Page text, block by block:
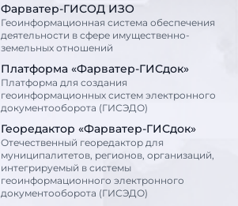
Фарватер-ГИСОД ИЗО
Геоинформационная система обеспечения
деятельности в сфере имущественно-
земельных отношений
Платформа «Фарватер-ГИСдок»
Платформа для создания
геоинформационных систем электронного
документооборота (ГИСЭДО)
Георедактор «Фарватер-ГИСдок»
Отечественный георедактор для
муниципалитетов, регионов, организаций,
интегрируемый в системы
геоинформационного электронного
документооборота (ГИСЭДО)